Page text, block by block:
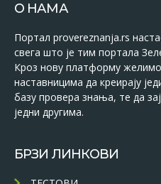
О НАМА
Портал provereznanja.rs
свега што је тим портала
Кроз нову платформу
наставницима да креирају
базу провера знања, те да
једни другима.
БРЗИ ЛИНКОВИ